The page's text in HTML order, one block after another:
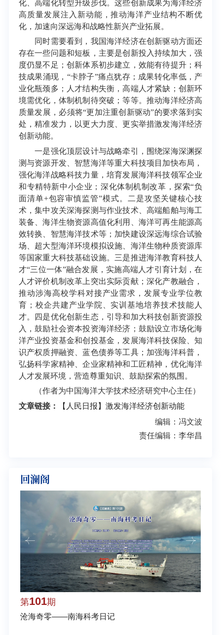
化、高端化转型升级步伐。这些创新成果为海洋经济
高质量发展注入新动能，推动海洋产业结构不断优
化，加速向深远海和战略性新兴产业拓展。
同时需要看到，我国海洋经济在创新驱动方面还
存在一些问题和短板，主要是创新投入持续加大，强
度仍显不足；创新体系初步建立，效能有待提升；科
技成果涌现，“卡脖子”痛点犹存；成果转化率低，产
业化瓶颈多；人才结构失衡，高端人才紧缺；创新环
境需优化，体制机制待突破；等等。推动海洋经济高
质量发展，必须将“更加注重创新驱动”的要求落到实
处，精准发力，以更大力度、更实举措激发海洋经济
创新动能。
一是强化顶层设计与战略牵引，围绕深海深渊探
测与资源开发、智慧海洋等重大科技项目加快布局，
强化海洋战略科技力量，培育发展海洋科技领军企业
和专精特新中小企业；深化体制机制改革，探索“负
面清单+包容审慎监管”模式。二是攻坚关键核心技
术，集中攻关深海探测与作业技术、高端船舶与海工
装备、海洋生物资源高值化利用、海洋可再生能源高
效转换、智慧海洋技术等；加快建设深远海综合试验
场、超大型海洋环境模拟设施、海洋生物种质资源库
等国家重大科技基础设施。三是推进海洋教育科技人
才“三位一体”融合发展，实施高端人才引育计划，在
人才评价机制改革上突出实际贡献；深化产教融合，
推动涉海高校学科对接产业需求，发展专业学位教
育；校企共建产业学院、实训基地培养技术技能人
才。四是优化创新生态，引导和加大科技创新资源投
入，鼓励社会资本投资海洋经济；鼓励设立市场化海
洋产业投资基金和创投基金，发展海洋科技保险、知
识产权质押融资、蓝色债券等工具；加强海洋科普，
弘扬科学家精神、企业家精神和工匠精神，优化海洋
人才发展环境，营造尊重知识、鼓励探索的氛围。
（作者为中国海洋大学技术经济研究中心主任）
文章链接：
【人民日报】激发海洋经济创新动能
编辑：冯文波
责任编辑：李华昌
回澜阁
第101期
沧海奇零——南海科考日记